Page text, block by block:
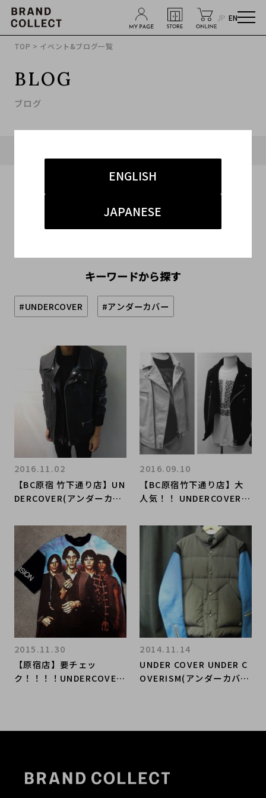
JP EN
ENGLISH
JAPANESE
TOP > イベント&ブログ一覧
BLOG
ブログ
キーワードから探す
#UNDERCOVER #アンダーカバー
【BC原宿 竹下通り店】UN
DERCOVER(アンダーカバ
集！ 買取入荷！！ 2016.1
2016.11.02
【BC原宿竹下通り店】大
人気！！ UNDERCOVERIS
のライダース特集いたしま
す！2016/09/10！
2016.09.10
【原宿店】要チェッ
ク！！！！UNDERCOVER
2015.11.30
UNDER COVER UNDER C
OVERISM(アンダーカバ
2014.11.14